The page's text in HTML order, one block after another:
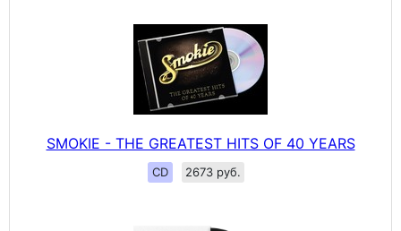
SMOKIE - THE GREATEST HITS OF 40 YEARS
CD 2673 руб.